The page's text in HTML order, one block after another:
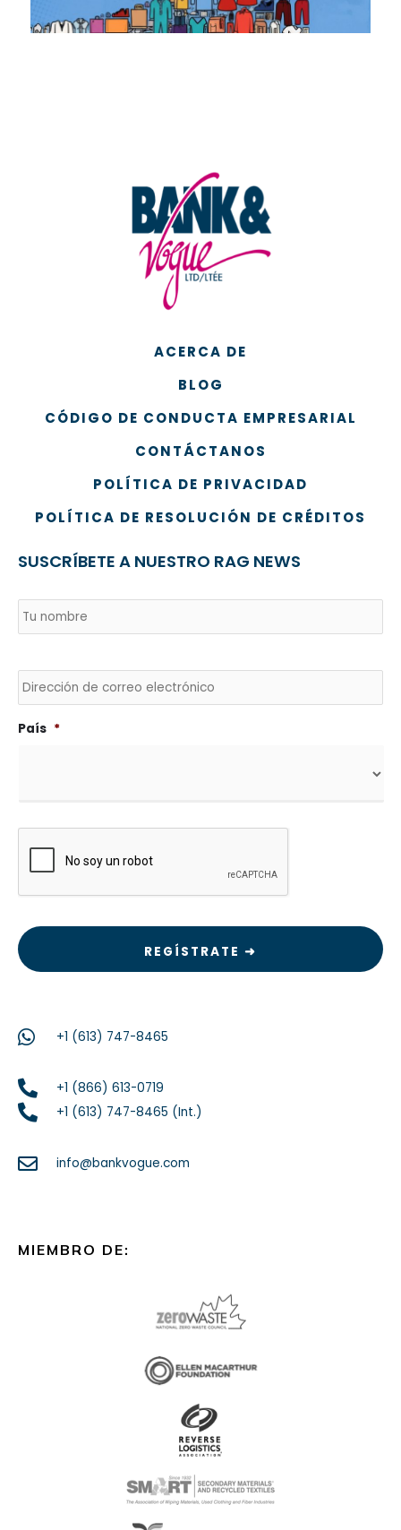
ACERCA DE
BLOG
CÓDIGO DE CONDUCTA EMPRESARIAL
CONTÁCTANOS
POLÍTICA DE PRIVACIDAD
POLÍTICA DE RESOLUCIÓN DE CRÉDITOS
SUSCRÍBETE A NUESTRO RAG NEWS
Envía
un
correo
a
País *
CAPTCHA
+1 (613) 747-8465
+1 (866) 613-0719
+1 (613) 747-8465 (Int.)
info@bankvogue.com
MIEMBRO DE: